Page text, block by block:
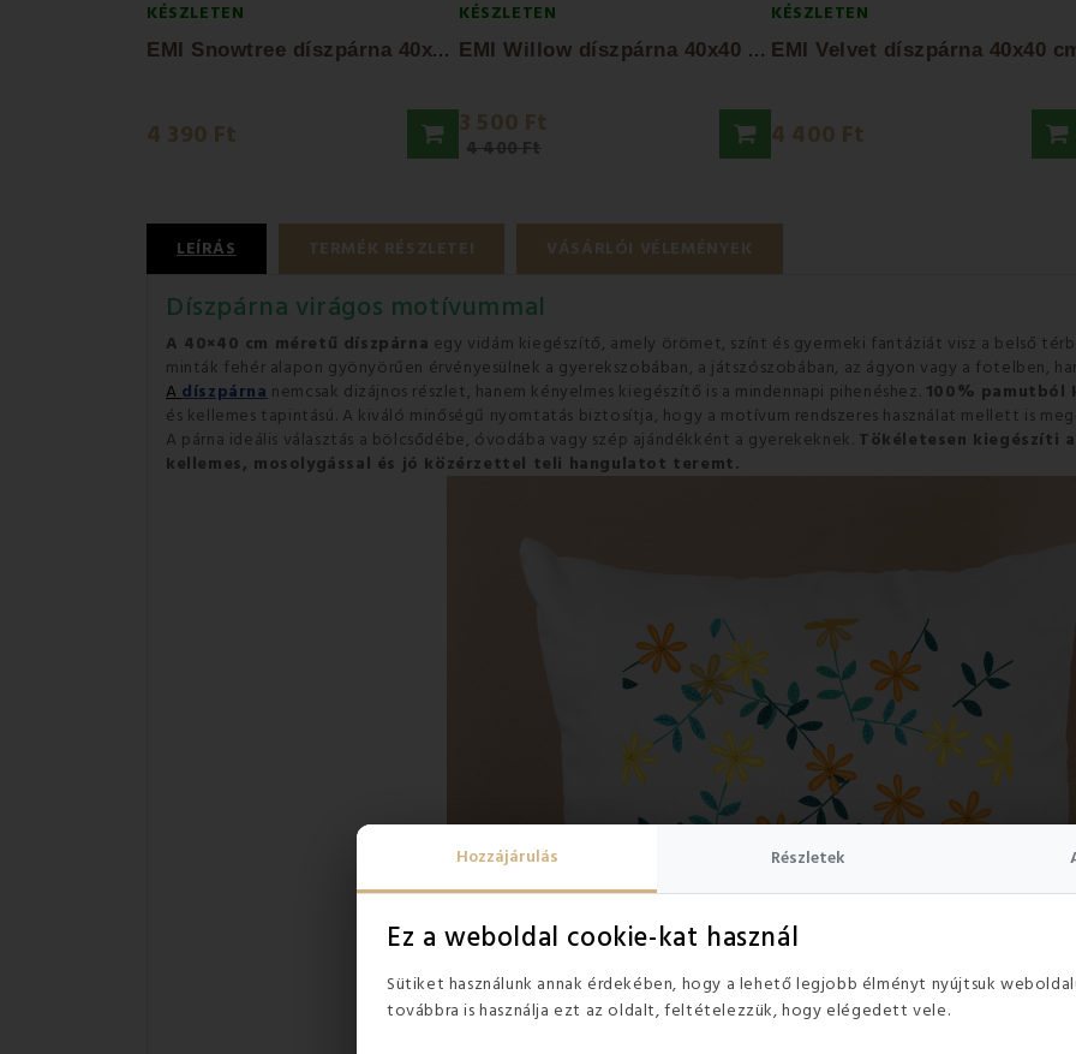
Hozzájárulás Részletek
Ez a weboldal cookie-kat használ
Sütiket használunk annak érdekében, hogy a lehető legjobb élményt nyújtsuk
továbbra is használja ezt az oldalt, feltételezzük, hogy elégedett vele.
KÉSZLETEN
E
MI Snowtree díszpárna 40x40 cm
4 390 Ft
KÉSZLETEN
E
MI Willow díszpárna 40x40 cm
3 500 Ft
4 400 Ft
KÉSZLETEN
EMI Velvet díszpárna 40x40
4 400 Ft
LEÍRÁS TERMÉK RÉSZLETEI VÁSÁRLÓI VÉLEMÉNYEK
Díszpárna virágos motívummal
A 40×40 cm méretű díszpárna egy vidám kiegészítő, amely örömet, színt és gyermeki fantáziát visz a belső
minták fehér alapon gyönyörűen érvényesülnek a gyerekszobában, a játszószobában, az ágyon vagy a fotelben,
Adíszpárnanemcsak dizájnos részlet, hanem kényelmes kiegészítő is a mindennapi pihenéshez. 100% pamutból
és kellemes tapintású. A kiváló minőségű nyomtatás biztosítja, hogy a motívum rendszeres használat mellett is
A párna ideális választás a bölcsődébe, óvodába vagy szép ajándékként a gyerekeknek. Tökéletesen kiegészíti
kellemes, mosolygással és jó közérzettel teli hangulatot teremt.